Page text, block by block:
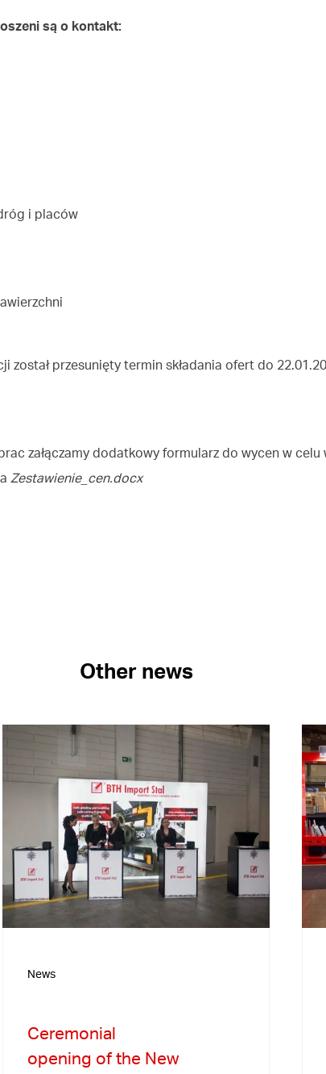
są o kontakt:
i placów
został przesunięty termin składania ofert do
załączamy dodatkowy formularz do wycen w
Zestawienie_cen.docx
Other news
News
Ceremonial
opening of the New